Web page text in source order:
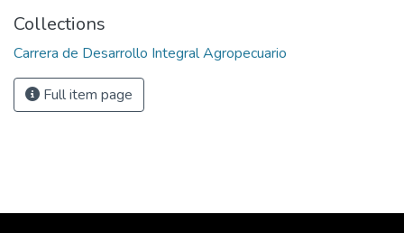
Collections
Carrera de Desarrollo Integral Agropecuario
Full item page